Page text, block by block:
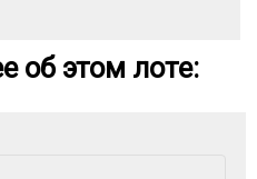
об этом лоте: